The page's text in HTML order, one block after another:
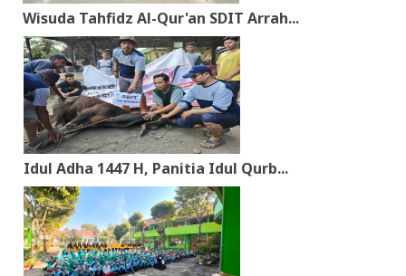
Wisuda Tahfidz Al-Qur'an SDIT Arrah...
Idul Adha 1447 H, Panitia Idul Qurb...